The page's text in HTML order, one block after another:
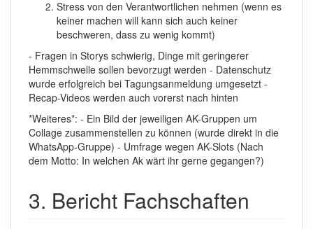
Stress von den Verantwortlichen nehmen (wenn es
keiner machen will kann sich auch keiner
beschweren, dass zu wenig kommt)
- Fragen in Storys schwierig, Dinge mit geringerer
Hemmschwelle sollen bevorzugt werden - Datenschutz
wurde erfolgreich bei Tagungsanmeldung umgesetzt -
Recap-Videos werden auch vorerst nach hinten
*Weiteres*: - Ein Bild der jeweiligen AK-Gruppen um
Collage zusammenstellen zu können (wurde direkt in die
WhatsApp-Gruppe) - Umfrage wegen AK-Slots (Nach
dem Motto: In welchen Ak wärt ihr gerne gegangen?)
3. Bericht Fachschaften